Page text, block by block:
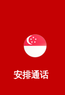
安排通话